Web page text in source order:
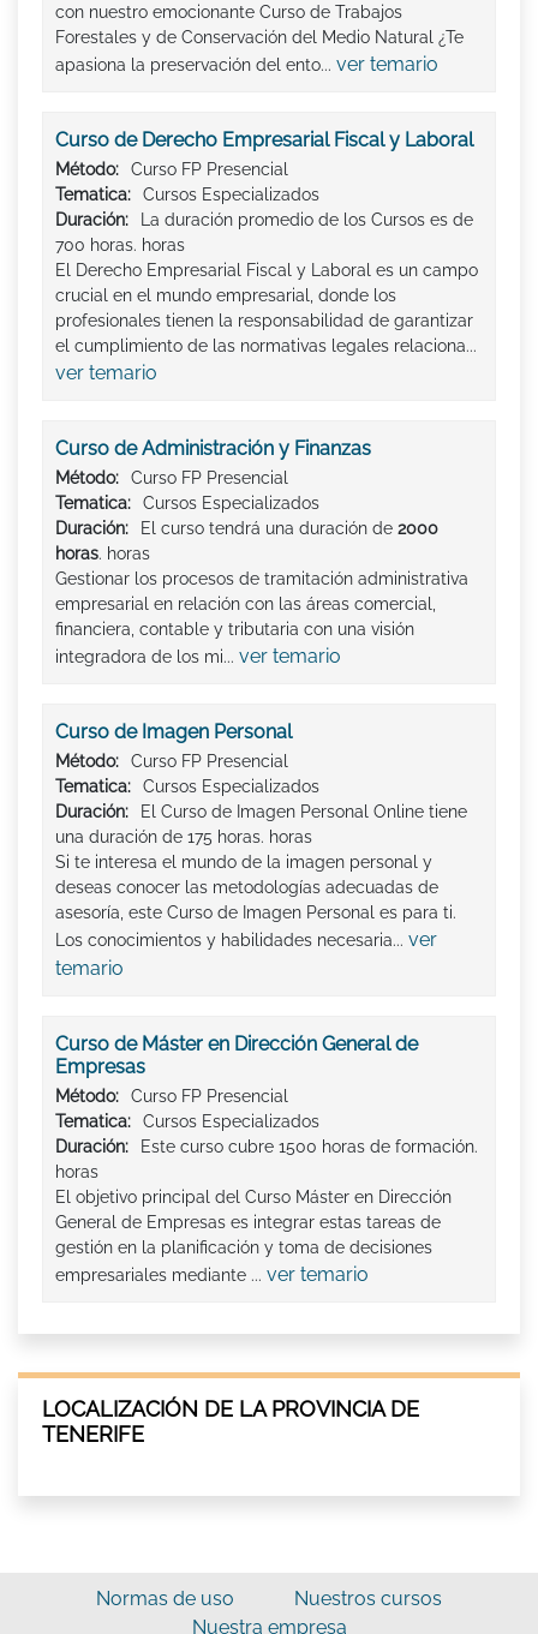
con nuestro emocionante Curso de Trabajos
Forestales y de Conservación del Medio Natural ¿Te
apasiona la preservación del ento... ver temario
Curso de Derecho Empresarial Fiscal y Laboral
Método:
Curso FP Presencial
Tematica:
Cursos Especializados
Duración:
La duración promedio de los Cursos es de
700 horas. horas
El Derecho Empresarial Fiscal y Laboral es un campo
crucial en el mundo empresarial, donde los
profesionales tienen la responsabilidad de garantizar
el cumplimiento de las normativas legales relaciona...
ver temario
Curso de Administración y Finanzas
Método:
Curso FP Presencial
Tematica:
Cursos Especializados
Duración:
El curso tendrá una duración de 2000
horas. horas
Gestionar los procesos de tramitación administrativa
empresarial en relación con las áreas comercial,
financiera, contable y tributaria con una visión
integradora de los mi... ver temario
Curso de Imagen Personal
Método:
Curso FP Presencial
Tematica:
Cursos Especializados
Duración:
El Curso de Imagen Personal Online tiene
una duración de 175 horas. horas
Si te interesa el mundo de la imagen personal y
deseas conocer las metodologías adecuadas de
asesoría, este Curso de Imagen Personal es para ti.
Los conocimientos y habilidades necesaria... ver
temario
Curso de Máster en Dirección General de
Empresas
Método:
Curso FP Presencial
Tematica:
Cursos Especializados
Duración:
Este curso cubre 1500 horas de formación.
horas
El objetivo principal del Curso Máster en Dirección
General de Empresas es integrar estas tareas de
gestión en la planificación y toma de decisiones
empresariales mediante ... ver temario
LOCALIZACIÓN DE LA PROVINCIA DE
TENERIFE
Normas de uso
Nuestros cursos
Nuestra empresa